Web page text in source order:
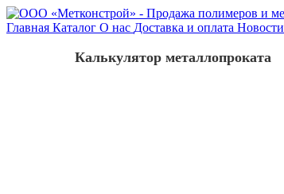
Главная Каталог О нас Доставка и оплата Новости
Калькулятор металлопроката